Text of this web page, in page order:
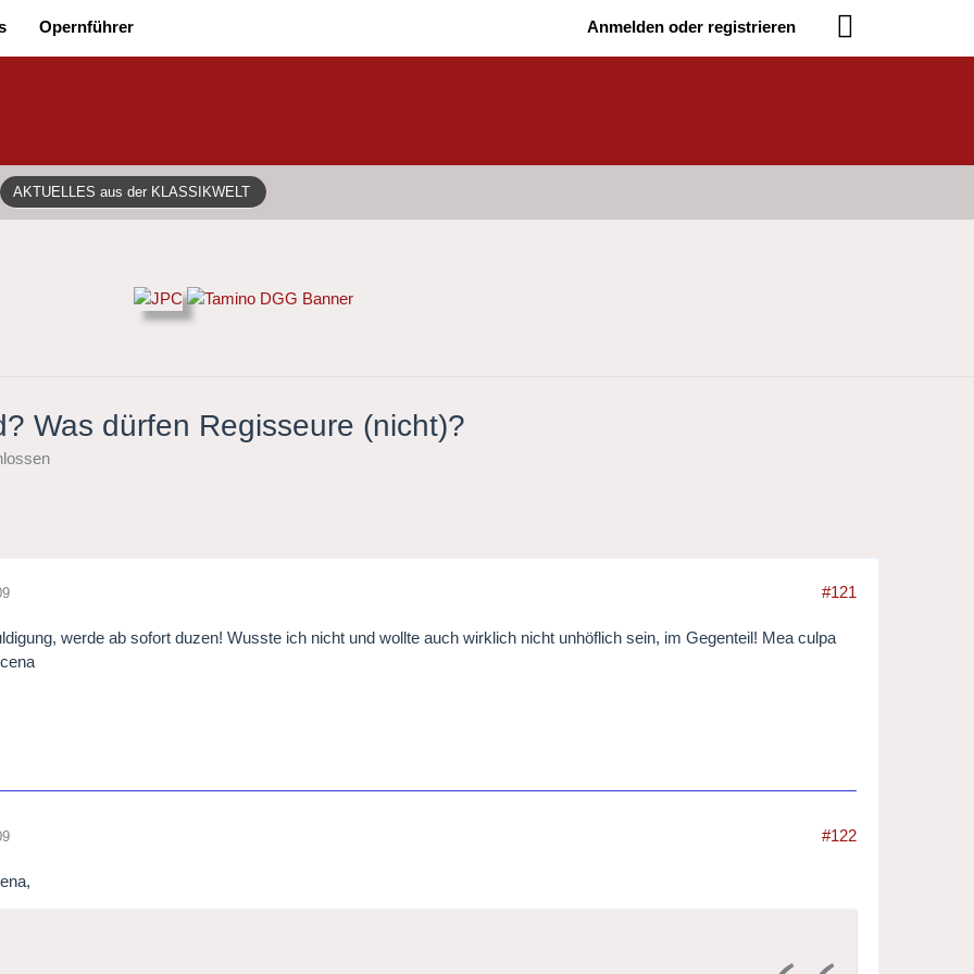
Opernführer Anmelden oder registrieren
AKTUELLES aus der KLASSIKWELT
Was dürfen Regisseure (nicht)?
#121
werde ab sofort duzen! Wusste ich nicht und wollte auch wirklich nicht unhöflich sein, im Gegenteil! Mea culpa
#122